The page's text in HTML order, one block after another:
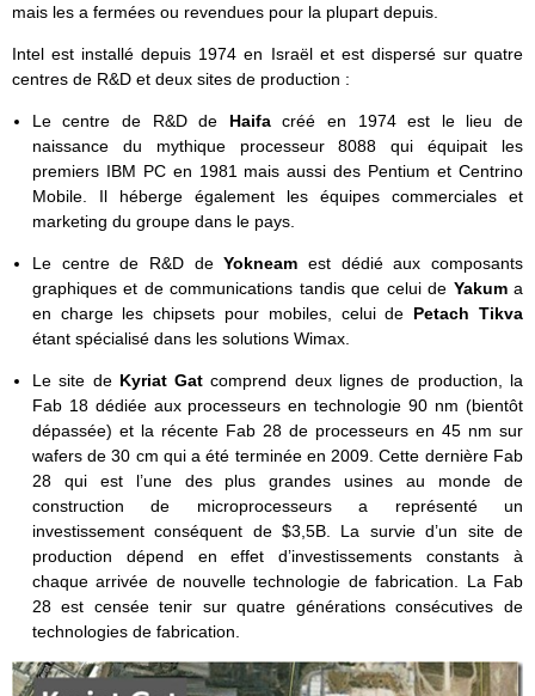
mais les a fermées ou revendues pour la plupart depuis.
Intel est installé depuis 1974 en Israël et est dispersé sur quatre
centres de R&D et deux sites de production :
Le centre de R&D de Haifacréé en 1974 est le lieu de
naissance du mythique processeur 8088 qui équipait les
premiers IBM PC en 1981 mais aussi des Pentium et Centrino
Mobile. Il héberge également les équipes commerciales et
marketing du groupe dans le pays.
Le centre de R&D deYokneam est dédié aux composants
graphiques et de communications tandis que celui de Yakuma
en charge les chipsets pour mobiles, celui de Petach Tikva
étant spécialisé dans les solutions Wimax.
Le site de Kyriat Gatcomprend deux lignes de production, la
Fab 18 dédiée aux processeurs en technologie 90 nm (bientôt
dépassée) et la récente Fab 28 de processeurs en 45 nm sur
wafers de 30 cm qui a été terminée en 2009. Cette dernière Fab
28 qui est l’une des plus grandes usines au monde de
construction de microprocesseurs a représenté un
investissement conséquent de $3,5B. La survie d’un site de
production dépend en effet d’investissements constants à
chaque arrivée de nouvelle technologie de fabrication. La Fab
28 est censée tenir sur quatre générations consécutives de
technologies de fabrication.